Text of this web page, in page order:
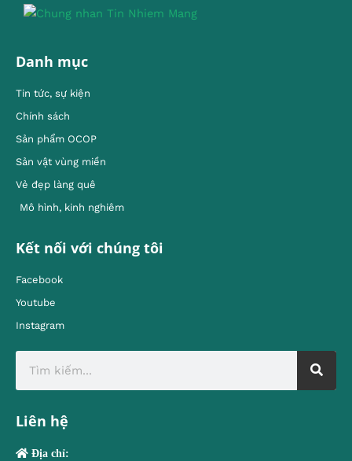
Danh mục
Tin tức, sự kiện
Chính sách
Sản phẩm OCOP
Sản vật vùng miền
Vẻ đẹp làng quê
Mô hình, kinh nghiêm
Kết nối với chúng tôi
Facebook
Youtube
Instagram
Liên hệ
Địa chỉ: